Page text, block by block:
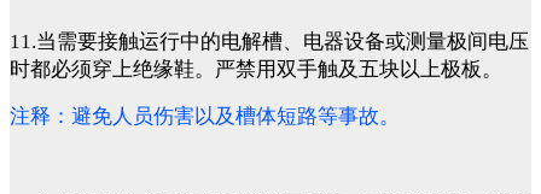
11.当需要接触运行中的电解槽、电器设备或测量极间电压
时都必须穿上绝缘鞋。严禁用双手触及五块以上极板。
注释：避免人员伤害以及槽体短路等事故。